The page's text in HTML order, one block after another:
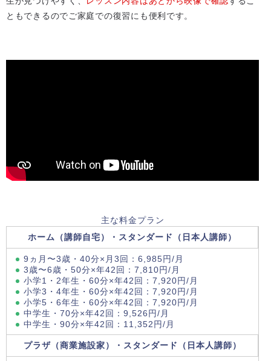
ともできるのでご家庭での復習にも便利です。
主な料金プラン
ホーム（講師自宅）・スタンダード（日本人講師）
9ヵ月〜3歳・40分×月3回：6,985円/月
3歳〜6歳・50分×年42回：7,810円/月
小学1・2年生・60分×年42回：7,920円/月
小学3・4年生・60分×年42回：7,920円/月
小学5・6年生・60分×年42回：7,920円/月
中学生・70分×年42回：9,526円/月
中学生・90分×年42回：11,352円/月
プラザ（商業施設家）・スタンダード（日本人講師）